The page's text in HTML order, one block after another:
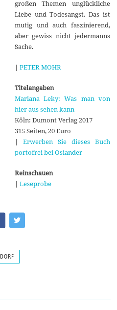
großen Themen unglückliche
Liebe und Todesangst. Das ist
mutig und auch faszinierend,
aber gewiss nicht jedermanns
Sache.
| PETER MOHR
Titelangaben
Mariana Leky: Was man von
hier aus sehen kann
Köln: Dumont Verlag 2017
315 Seiten, 20 Euro
| Erwerben Sie dieses Buch
portofrei bei Osiander
Reinschauen
| Leseprobe
DORF